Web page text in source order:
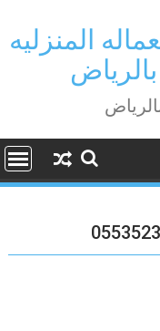
العماله المنزليه